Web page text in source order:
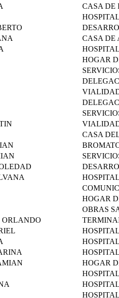
CASA DE
CASA DE
HOGAR
CASA
HOGAR
OBRAS
HOGAR